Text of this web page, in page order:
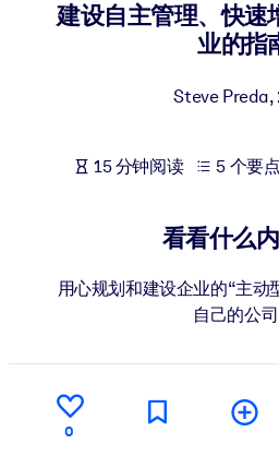
将简短且经过验证的知识引入您的
面向人工智能系统
建设自主管理、快速
业的指
Steve Preda,
15 分钟阅读 5 个要
看看什么
用心规划和建设企业的“主动
自己的公司
0